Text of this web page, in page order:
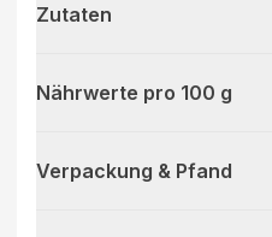
Zutaten
Nährwerte pro 100 g
Verpackung & Pfand